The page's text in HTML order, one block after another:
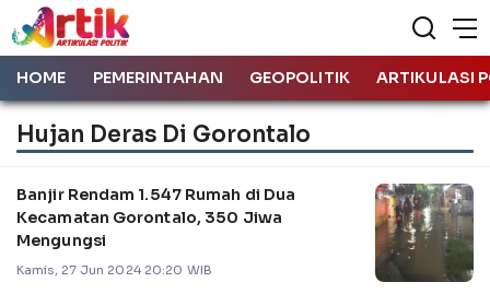
HOME PEMERINTAHAN GEOPOLITIK ARTIKULASI
Hujan Deras Di Gorontalo
Banjir Rendam 1.547 Rumah di Dua
Kecamatan Gorontalo, 350 Jiwa
Mengungsi
Kamis, 27 Jun 2024 20:20 WIB